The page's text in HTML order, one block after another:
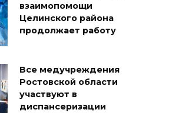
взаимопомощи
Целинского района
продолжает работу
Все медучреждения
Ростовской области
участвуют в
диспансеризации